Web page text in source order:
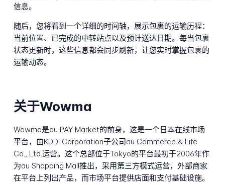
信息。
随后，您将看到一个详细的时间轴，展示包裹的运输历程：
当前位置、已完成的中转站点以及预计送达日期。每当包裹
状态更新时，这些信息都会同步刷新，让您实时掌握包裹的
运输动态。
关于Wowma
Wowma是au PAY Market的前身，这是一个日本在线市场
平台，由KDDI Corporation子公司au Commerce & Life
Co., Ltd.运营。这个总部位于Tokyo的平台最初于2006年作
为au Shopping Mall推出，采用第三方模式运营，外部商家
在平台上列出产品，而市场平台提供店面和支付基础设施。